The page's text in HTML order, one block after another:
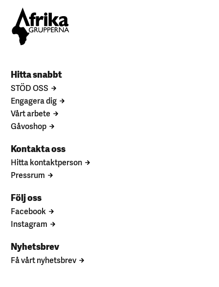
Hitta snabbt
STÖD OSS
Engagera dig
Vårt arbete
Gåvoshop
Kontakta oss
Hitta kontaktperson
Pressrum
Följ oss
Facebook
Instagram
Nyhetsbrev
Få vårt nyhetsbrev